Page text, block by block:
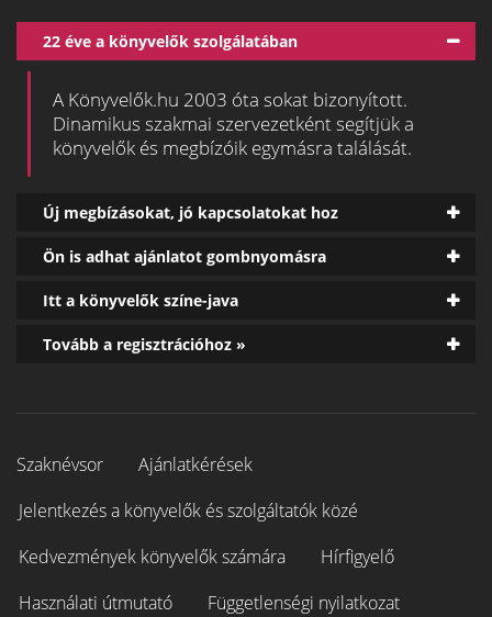
22 éve a könyvelők szolgálatában
A Könyvelők.hu 2003 óta sokat bizonyított.
Dinamikus szakmai szervezetként segítjük a
könyvelők és megbízóik egymásra találását.
Új megbízásokat, jó kapcsolatokat hoz
Ön is adhat ajánlatot gombnyomásra
Itt a könyvelők színe-java
Tovább a regisztrációhoz »
Szaknévsor
Ajánlatkérések
Jelentkezés a könyvelők és szolgáltatók közé
Kedvezmények könyvelők számára
Hírfigyelő
Használati útmutató
Függetlenségi nyilatkozat